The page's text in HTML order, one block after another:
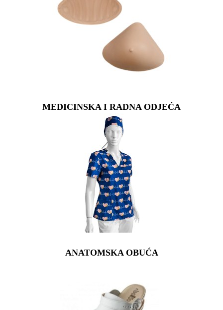
MEDICINSKA I RADNA ODJEĆA
ANATOMSKA OBUĆA